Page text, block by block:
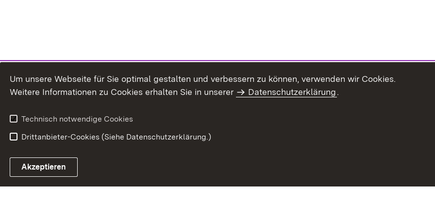
Um unsere Webseite für Sie optimal gestalten und verbessern zu können, verwenden wir Cookies.
Weitere Informationen zu Cookies erhalten Sie in unserer
Datenschutzerklärung.
Technisch notwendige Cookies
Drittanbieter-Cookies (Siehe Datenschutzerklärung.)
Akzeptieren